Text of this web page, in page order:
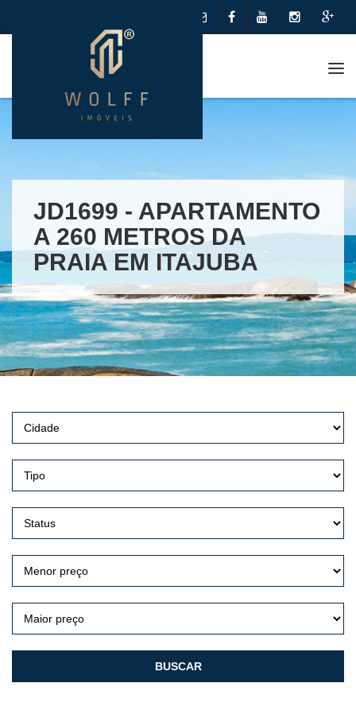
JD1699 - APARTAMENTO
A 260 METROS DA
PRAIA EM ITAJUBA
BUSCAR